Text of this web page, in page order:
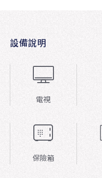
設備說明
電視
保險箱